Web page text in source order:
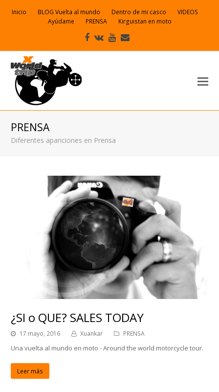
Inicio BLOG Vuelta al mundo Dentro de mi casco
VIDEOS
Ayúdame
PRENSA Kirguistan en moto
Facebook
VK Youtube
electrónico
PRENSA
Diferentes apariciones en Prensa
¿SI o QUE? SALES TODAY
17 mayo, 2016 Xuankar PRENSA
Una vuelta al mundo en moto - Around the world motorcycle tour.
Leer más